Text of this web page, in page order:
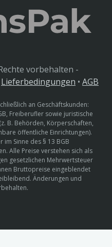
vorbehalten -
Lieferbedingungen • AGB
an Geschäftskunden:
Freiberufler sowie juristische
B. Behörden, Körperschaften,
öffentliche Einrichtungen).
im Sinne des § 13 BGB
Alle Preise verstehen sich als
gesetzlichen Mehrwertsteuer
Bruttopreise eingeblendet
Änderungen und